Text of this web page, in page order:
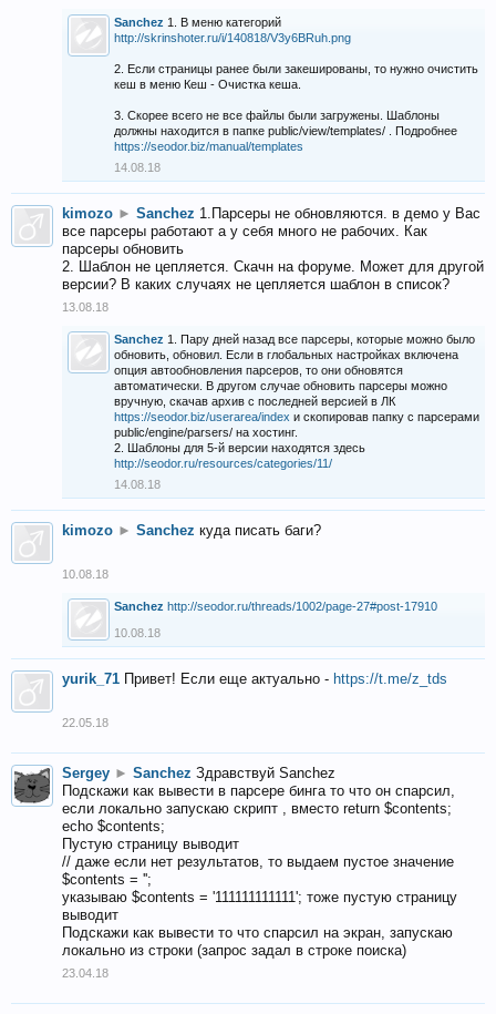
Sanchez 1. В меню категорий
http://skrinshoter.ru/i/140818/V3y6BRuh.png
2. Если страницы ранее были закешированы, то нужно очистить
кеш в меню Кеш - Очистка кеша.
3. Скорее всего не все файлы были загружены. Шаблоны
должны находится в папке public/view/templates/ . Подробнее
https://seodor.biz/manual/templates
14.08.18
kimozo ► Sanchez 1.Парсеры не обновляются. в демо у Вас
все парсеры работают а у себя много не рабочих. Как
парсеры обновить
2. Шаблон не цепляется. Скачн на форуме. Может для другой
версии? В каких случаях не цепляется шаблон в список?
13.08.18
Sanchez 1. Пару дней назад все парсеры, которые можно было
обновить, обновил. Если в глобальных настройках включена
опция автообновления парсеров, то они обновятся
автоматически. В другом случае обновить парсеры можно
вручную, скачав архив с последней версией в ЛК
https://seodor.biz/userarea/index и скопировав папку с парсерами
public/engine/parsers/ на хостинг.
2. Шаблоны для 5-й версии находятся здесь
http://seodor.ru/resources/categories/11/
14.08.18
kimozo ► Sanchez куда писать баги?
10.08.18
Sanchez http://seodor.ru/threads/1002/page-27#post-17910
10.08.18
yurik_71 Привет! Если еще актуально - https://t.me/z_tds
22.05.18
Sergey ► Sanchez Здравствуй Sanchez
Подскажи как вывести в парсере бинга то что он спарсил,
если локально запускаю скрипт , вместо return $contents;
echo $contents;
Пустую страницу выводит
// даже если нет результатов, то выдаем пустое значение
$contents = '';
указываю $contents = '111111111111'; тоже пустую страницу
выводит
Подскажи как вывести то что спарсил на экран, запускаю
локально из строки (запрос задал в строке поиска)
23.04.18